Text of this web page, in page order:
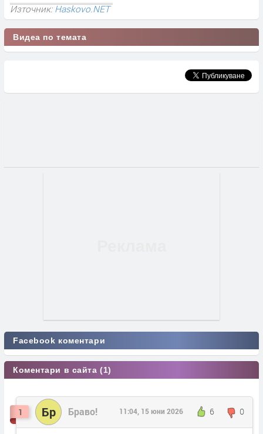
Източник:Haskovo.NET
Видеа по темата
Facebook коментари
Коментари в сайта (1)
1 Бр Браво! 6 0
11:04, 15 юни 2026